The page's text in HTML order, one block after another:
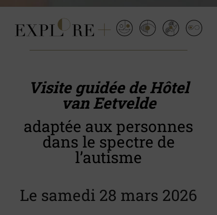
Visite guidée de Hôtel
van Eetvelde
adaptée aux personnes
dans le spectre de
l’autisme
Le samedi 28 mars 2026